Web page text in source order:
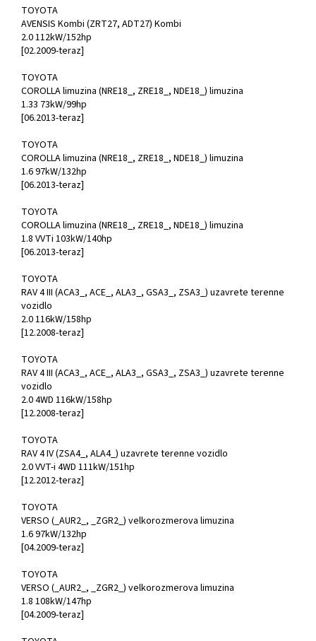
TOYOTA
AVENSIS Kombi (ZRT27, ADT27) Kombi
2.0 112kW/152hp
[02.2009-teraz]
TOYOTA
COROLLA limuzina (NRE18_, ZRE18_, NDE18_) limuzina
1.33 73kW/99hp
[06.2013-teraz]
TOYOTA
COROLLA limuzina (NRE18_, ZRE18_, NDE18_) limuzina
1.6 97kW/132hp
[06.2013-teraz]
TOYOTA
COROLLA limuzina (NRE18_, ZRE18_, NDE18_) limuzina
1.8 VVTi 103kW/140hp
[06.2013-teraz]
TOYOTA
RAV 4 III (ACA3_, ACE_, ALA3_, GSA3_, ZSA3_) uzavrete terenne
vozidlo
2.0 116kW/158hp
[12.2008-teraz]
TOYOTA
RAV 4 III (ACA3_, ACE_, ALA3_, GSA3_, ZSA3_) uzavrete terenne
vozidlo
2.0 4WD 116kW/158hp
[12.2008-teraz]
TOYOTA
RAV 4 IV (ZSA4_, ALA4_) uzavrete terenne vozidlo
2.0 VVT-i 4WD 111kW/151hp
[12.2012-teraz]
TOYOTA
VERSO (_AUR2_, _ZGR2_) velkorozmerova limuzina
1.6 97kW/132hp
[04.2009-teraz]
TOYOTA
VERSO (_AUR2_, _ZGR2_) velkorozmerova limuzina
1.8 108kW/147hp
[04.2009-teraz]